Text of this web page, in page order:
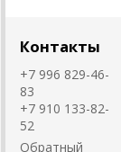
Контакты
+7 996 829-46-
83
+7 910 133-82-
52
Обратный